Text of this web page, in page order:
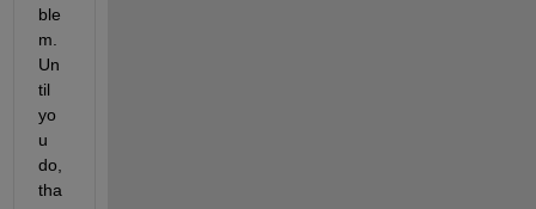
ble
m.
Un
til
yo
u
do,
tha